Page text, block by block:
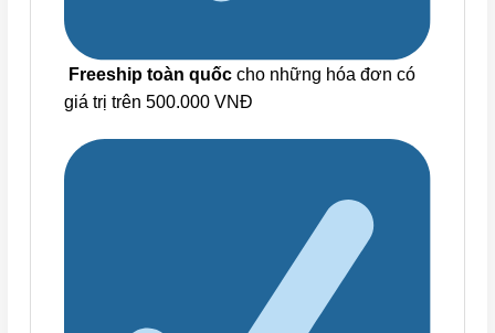
Freeship toàn quốc cho những hóa đơn có
giá trị trên 500.000 VNĐ